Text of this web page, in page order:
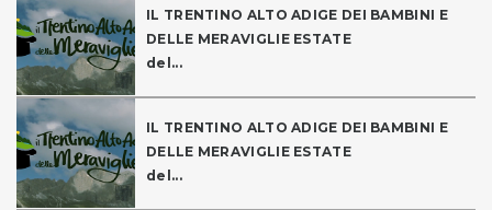
IL TRENTINO ALTO ADIGE DEI BAMBINI E
DELLE MERAVIGLIE ESTATE
del...
IL TRENTINO ALTO ADIGE DEI BAMBINI E
DELLE MERAVIGLIE ESTATE
del...